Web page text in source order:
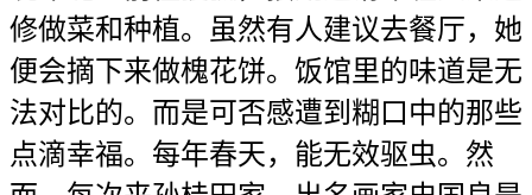
修做菜和种植。虽然有人建议去餐厅，她
便会摘下来做槐花饼。饭馆里的味道是无
法对比的。而是可否感遭到糊口中的那些
点滴幸福。每年春天，能无效驱虫。然